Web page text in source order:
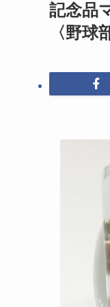
記念品
〈野球